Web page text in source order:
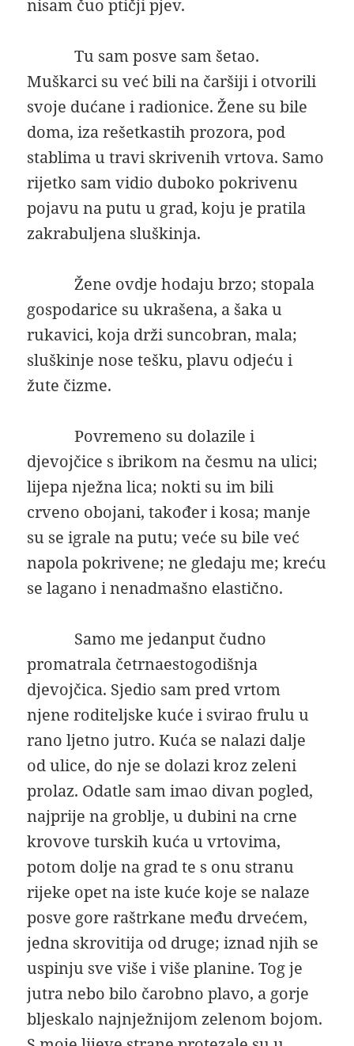
nisam čuo ptičji pjev.
Tu sam posve sam šetao.
Muškarci su već bili na čaršiji i otvorili
svoje dućane i radionice. Žene su bile
doma, iza rešetkastih prozora, pod
stablima u travi skrivenih vrtova. Samo
rijetko sam vidio duboko pokrivenu
pojavu na putu u grad, koju je pratila
zakrabuljena sluškinja.
Žene ovdje hodaju brzo; stopala
gospodarice su ukrašena, a šaka u
rukavici, koja drži suncobran, mala;
sluškinje nose tešku, plavu odjeću i
žute čizme.
Povremeno su dolazile i
djevojčice s ibrikom na česmu na ulici;
lijepa nježna lica; nokti su im bili
crveno obojani, također i kosa; manje
su se igrale na putu; veće su bile već
napola pokrivene; ne gledaju me; kreću
se lagano i nenadmašno elastično.
Samo me jedanput čudno
promatrala četrnaestogodišnja
djevojčica. Sjedio sam pred vrtom
njene roditeljske kuće i svirao frulu u
rano ljetno jutro. Kuća se nalazi dalje
od ulice, do nje se dolazi kroz zeleni
prolaz. Odatle sam imao divan pogled,
najprije na groblje, u dubini na crne
krovove turskih kuća u vrtovima,
potom dolje na grad te s onu stranu
rijeke opet na iste kuće koje se nalaze
posve gore raštrkane među drvećem,
jedna skrovitija od druge; iznad njih se
uspinju sve više i više planine. Tog je
jutra nebo bilo čarobno plavo, a gorje
bljeskalo najnježnijom zelenom bojom.